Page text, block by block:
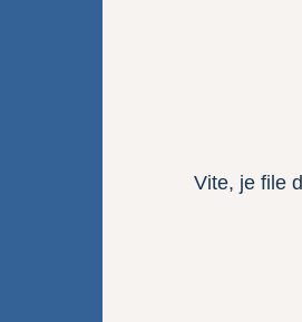
Vite, je file